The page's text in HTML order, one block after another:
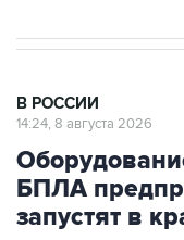
В РОССИИ
14:24, 8 августа 2026
БПЛА
запустят в